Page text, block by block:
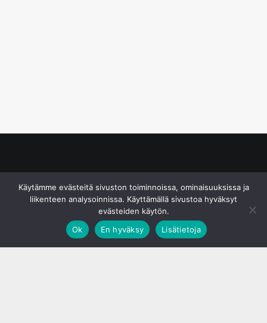
Käytämme evästeitä sivuston toiminnoissa, ominaisuuksissa ja
liikenteen analysoinnissa. Käyttämällä sivustoa hyväksyt
evästeiden käytön.
Ok
En hyväksy Lisätietoja